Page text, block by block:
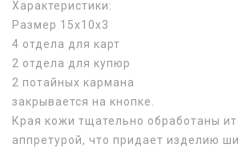
Характеристики:
Размер 15х10х3
4 отдела для карт
2 отдела для купюр
2 потайных кармана
закрывается на кнопке.
Края кожи тщательно обработаны
аппретурой, что придает изделию